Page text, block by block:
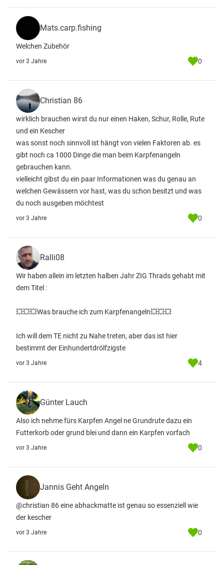
Mats.carp.fishing
Welchen Zubehör
vor 3 Jahre 0
Christian 86
wirklich brauchen wirst du nur einen Haken, Schur, Rolle, Rute
und ein Kescher
was sonst noch sinnvoll ist hängt von vielen Faktoren ab. es
gibt noch ca 1000 Dinge die man beim Karpfenangeln
gebrauchen kann.
vielleicht gibst du ein paar Informationen was du genau an
welchen Gewässern vor hast, was du schon besitzt und was
du noch ausgeben möchtest
vor 3 Jahre 0
Ralli08
Wir haben allein im letzten halben Jahr ZIG Thrads gehabt mit
dem Titel :
💥💥💥Was brauche ich zum Karpfenangeln💥💥💥
Ich will dem TE nicht zu Nahe treten, aber das ist hier
bestimmt der Einhundertdrölfzigste
vor 3 Jahre 4
Günter Lauch
Also ich nehme fürs Karpfen Angel ne Grundrute dazu ein
Futterkorb oder grund blei und dann ein Karpfen vorfach
vor 3 Jahre 0
Jannis Geht Angeln
@christian 86 eine abhackmatte ist genau so essenziell wie
der kescher
vor 3 Jahre 0